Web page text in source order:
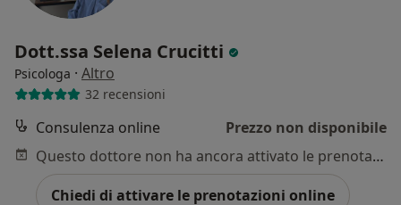
Dott.ssa Selena Crucitti
Psicologa · Altro
32 recensioni
Consulenza online
Prezzo non disponibile
Questo dottore non ha ancora attivato le prenotazioni online presso questo indirizzo.
Chiedi di attivare le prenotazioni online